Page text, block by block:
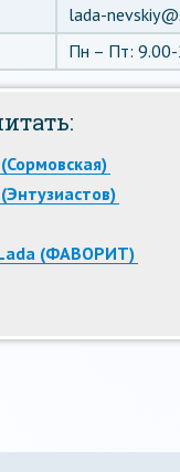
lada-
Пн – Пт: 9.00-
(ФАВОРИТ)